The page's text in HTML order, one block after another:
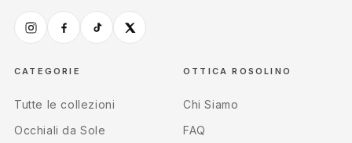
CATEGORIE
Tutte le collezioni
Occhiali da Sole
OTTICA ROSOLINO
Chi Siamo
FAQ